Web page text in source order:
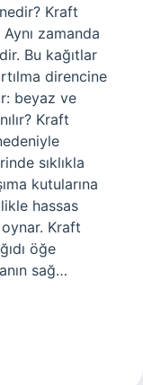
Kraft
Aynı zamanda
Bu kağıtlar
direncine
beyaz ve
Kraft
sıklıkla
kutularına
hassas
Kraft
öğe
sağ…